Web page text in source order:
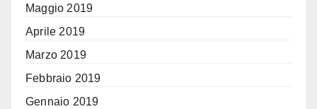
Maggio 2019
Aprile 2019
Marzo 2019
Febbraio 2019
Gennaio 2019